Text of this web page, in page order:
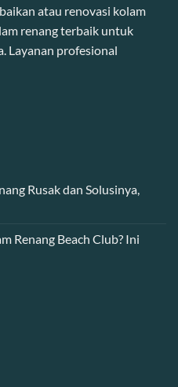
atau renovasi kolam
renang terbaik untuk
Layanan profesional
Rusak dan Solusinya,
Renang Beach Club? Ini